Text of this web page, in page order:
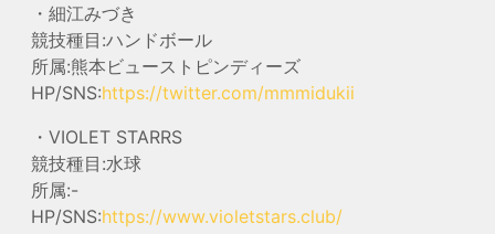
・細江みづき
競技種目:ハンドボール
所属:熊本ビューストピンディーズ
HP/SNS:https://twitter.com/mmmidukii
・VIOLET STARRS
競技種目:水球
所属:-
HP/SNS:https://www.violetstars.club/